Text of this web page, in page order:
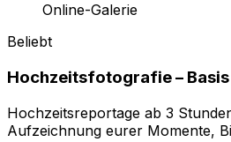
Online-Galerie
Beliebt
Hochzeitsfotografie – Basis
Hochzeitsreportage ab 3
Aufzeichnung eurer Momente,